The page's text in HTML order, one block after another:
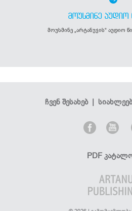
ᲛᲝᲣᲡᲛᲘᲜᲔ ᲐᲣᲓᲘᲝ
მოუსმინე „არტანუჯის“ აუდიო
ჩვენ შესახებ|
PDF